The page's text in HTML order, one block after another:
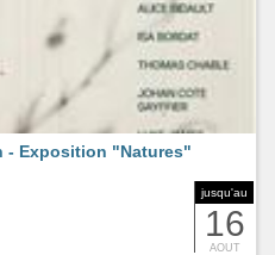
jusqu'au
16
AOUT
- Exposition "Natures"